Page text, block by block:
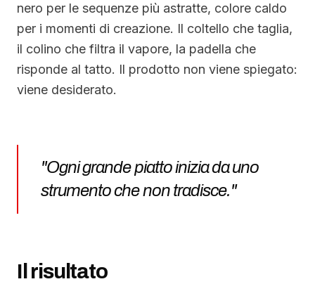
nero per le sequenze più astratte, colore caldo
per i momenti di creazione. Il coltello che taglia,
il colino che filtra il vapore, la padella che
risponde al tatto. Il prodotto non viene spiegato:
viene desiderato.
"Ogni grande piatto inizia da uno
strumento che non tradisce."
Il risultato